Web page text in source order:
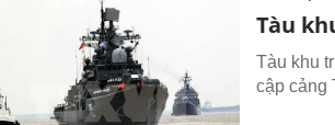
Tàu
Tàu khu
cập cảng